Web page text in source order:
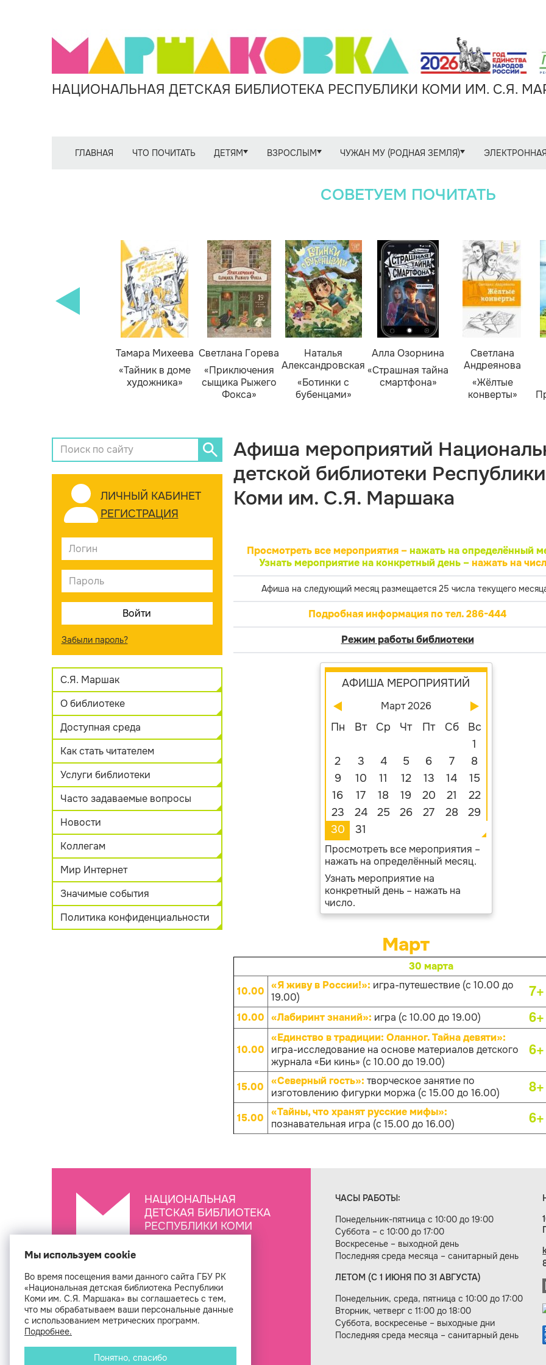
НАЦИОНАЛЬНАЯ ДЕТСКАЯ БИБЛИОТЕКА РЕСПУБЛИКИ КОМИ ИМ. С.Я.
ГЛАВНАЯ ЧТО ПОЧИТАТЬ ДЕТЯМ ВЗРОСЛЫМ ЧУЖАН МУ (РОДНАЯ ЗЕМЛЯ)
СОВЕТУЕМ ПОЧИТАТЬ
Тамара Михеева
«Тайник в доме
художника»
Светлана Горева
«Приключения
сыщика Рыжего
Фокса»
Наталья
Александровская
«Ботинки с
бубенцами»
Алла Озорнина
«Страшная тайна
смартфона»
Светлана
Андреянова
«Жёлтые
конверты»
ЛИЧНЫЙ КАБИНЕТ
РЕГИСТРАЦИЯ
Забыли пароль?
С.Я. Маршак
О библиотеке
Доступная среда
Как стать читателем
Услуги библиотеки
Часто задаваемые вопросы
Новости
Коллегам
Мир Интернет
Значимые события
Политика конфиденциальности
Афиша мероприятий
детской библиотеки Республики
Коми им. С.Я. Маршака
Просмотреть все мероприятия – нажать на определённый
Узнать мероприятие на конкретный день –нажать на
Афиша на следующий месяц размещается 25 числа текущего
Подробная информация по тел. 286-444
Режим работы библиотеки
АФИША МЕРОПРИЯТИЙ
Март 2026
Пн Вт Ср Чт Пт Сб
Вс
1
2
3 4 5 6 7
8
9
10 11 12 13 14
15
16
17 18 19 20 21
22
23
24 25 26 27 28
29
30
31
Просмотреть все мероприятия –
нажать на определённый месяц.
Узнать мероприятие на
конкретный день – нажать на
число.
Март
30 марта
10.00 «Я живу в России!»: игра-путешествие (с 10.00 до
19.00)
7+
10.00 «Лабиринт знаний»: игра (с 10.00 до 19.00) 6+
10.00
«Единство в традиции: Оланног. Тайна девяти»:
игра-исследование на основе материалов детского
журнала «Би кинь» (с 10.00 до 19.00)
6+
15.00 «Северный гость»: творческое занятие по
изготовлению фигурки моржа (с 15.00 до 16.00)
8+
15.00
«Тайны, что хранят русские мифы»:
познавательная игра (с 15.00 до 16.00)
6+
НАЦИОНАЛЬНАЯ
ДЕТСКАЯ БИБЛИОТЕКА
РЕСПУБЛИКИ КОМИ
ЧАСЫ РАБОТЫ:
Понедельник-пятница с 10:00 до 19:00
Суббота – с 10:00 до 17:00
Воскресенье – выходной день
Последняя среда месяца – санитарный день
ЛЕТОМ (С 1 ИЮНЯ ПО 31 АВГУСТА)
Понедельник, среда, пятница с 10:00 до 17:00
Вторник, четверг с 11:00 до 18:00
Суббота, воскресенье – выходные дни
Последняя среда месяца – санитарный день
Создание сайта — веб-студия «Цифровой век»
Мы используем cookie
Во время посещения вами данного сайта ГБУ РК
«Национальная детская библиотека Республики
Коми им. С.Я. Маршака» вы соглашаетесь с тем,
что мы обрабатываем ваши персональные данные
с использованием метрических программ.
Подробнее.
Понятно, спасибо